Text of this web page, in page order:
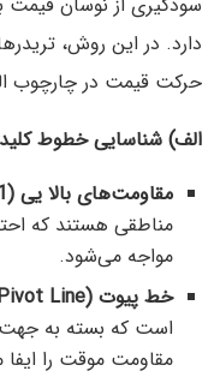
دارد. در این روش،
حرکت قیمت در چارچوب
الف) شناسایی خطوط
مقاومت‌های بالا یی (
مناطقی هستند که
مواجه می‌شود.
خط پیوت (Pivot Line)
است که بسته به
مقاومت موقت را ایفا